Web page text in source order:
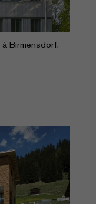
Birmensdorf,